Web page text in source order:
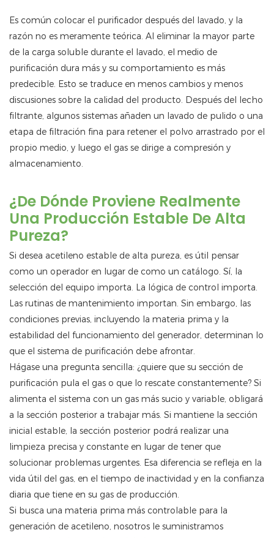
Es común colocar el purificador después del lavado, y la
razón no es meramente teórica. Al eliminar la mayor parte
de la carga soluble durante el lavado, el medio de
purificación dura más y su comportamiento es más
predecible. Esto se traduce en menos cambios y menos
discusiones sobre la calidad del producto. Después del lecho
filtrante, algunos sistemas añaden un lavado de pulido o una
etapa de filtración fina para retener el polvo arrastrado por el
propio medio, y luego el gas se dirige a compresión y
almacenamiento.
¿De Dónde Proviene Realmente
Una Producción Estable De Alta
Pureza?
Si desea acetileno estable de alta pureza, es útil pensar
como un operador en lugar de como un catálogo. Sí, la
selección del equipo importa. La lógica de control importa.
Las rutinas de mantenimiento importan. Sin embargo, las
condiciones previas, incluyendo la materia prima y la
estabilidad del funcionamiento del generador, determinan lo
que el sistema de purificación debe afrontar.
Hágase una pregunta sencilla: ¿quiere que su sección de
purificación pula el gas o que lo rescate constantemente? Si
alimenta el sistema con un gas más sucio y variable, obligará
a la sección posterior a trabajar más. Si mantiene la sección
inicial estable, la sección posterior podrá realizar una
limpieza precisa y constante en lugar de tener que
solucionar problemas urgentes. Esa diferencia se refleja en la
vida útil del gas, en el tiempo de inactividad y en la confianza
diaria que tiene en su gas de producción.
Si busca una materia prima más controlable para la
generación de acetileno, nosotros le suministramos